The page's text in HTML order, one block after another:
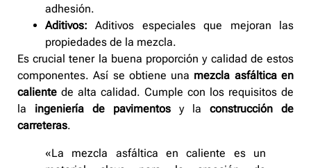
adhesión.
Aditivos: Aditivos especiales que mejoran las
propiedades de la mezcla.
Es crucial tener la buena proporción y calidad de estos
componentes. Así se obtiene una mezcla asfáltica en
caliente de alta calidad. Cumple con los requisitos de
la ingeniería de pavimentos y la construcción de
carreteras.
«La mezcla asfáltica en caliente es un